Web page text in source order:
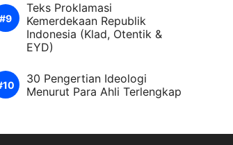
Teks Proklamasi
Kemerdekaan Republik
Indonesia (Klad, Otentik &
EYD)
30 Pengertian Ideologi
Menurut Para Ahli Terlengkap